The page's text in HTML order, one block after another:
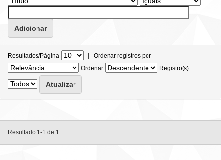
Resultados/Página | Ordenar registros por
Ordenar
Registro(s)
Resultado 1-1 de 1.